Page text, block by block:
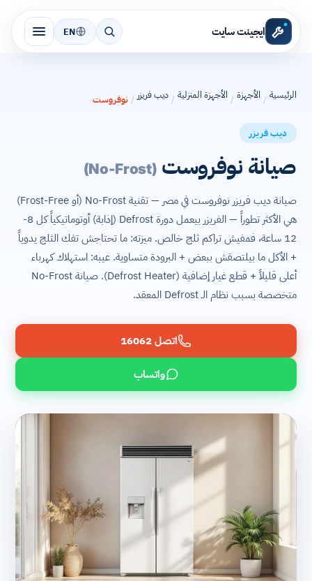
ايجينت سايت EN
الرئيسية / الأجهزة / الأجهزة المنزلية / ديب فريزر / نوفروست
ديب فريزر
صيانة نوفروست (No-Frost)
صيانة ديب فريزر نوفروست في مصر — تقنية No-Frost (أو Frost-Free)
هي الأكثر تطوراً — الفريزر بيعمل دورة Defrost (إذابة) أوتوماتيكياً كل 8-
12 ساعة، فمفيش تراكم ثلج خالص. ميزته: ما تحتاجش تفك الثلج يدوياً
+ الأكل ما بيلتصقش ببعض + البرودة متساوية. عيبه: استهلاك كهرباء
أعلى قليلاً + قطع غيار إضافية (Defrost Heater). صيانة No-Frost
متخصصة بسبب نظام الـ Defrost المعقد.
اتصل 16062
واتساب